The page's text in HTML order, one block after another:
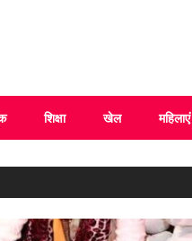
शिक्षा खेल महिलाएं